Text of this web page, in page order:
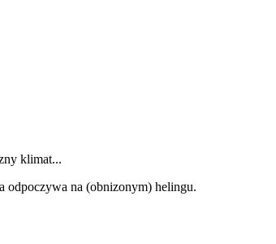
klimat...
odpoczywa na (obnizonym) helingu.